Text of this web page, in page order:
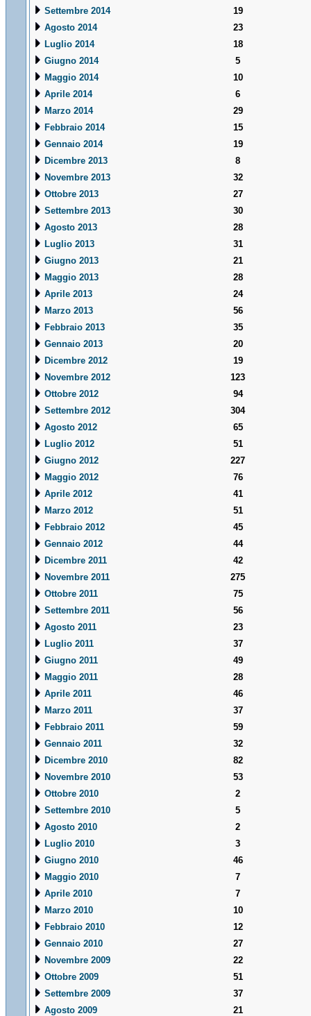
Settembre 2014
19
Agosto 2014
23
Luglio 2014
18
Giugno 2014
5
Maggio 2014
10
Aprile 2014
6
Marzo 2014
29
Febbraio 2014
15
Gennaio 2014
19
Dicembre 2013
8
Novembre 2013
32
Ottobre 2013
27
Settembre 2013
30
Agosto 2013
28
Luglio 2013
31
Giugno 2013
21
Maggio 2013
28
Aprile 2013
24
Marzo 2013
56
Febbraio 2013
35
Gennaio 2013
20
Dicembre 2012
19
Novembre 2012
123
Ottobre 2012
94
Settembre 2012
304
Agosto 2012
65
Luglio 2012
51
Giugno 2012
227
Maggio 2012
76
Aprile 2012
41
Marzo 2012
51
Febbraio 2012
45
Gennaio 2012
44
Dicembre 2011
42
Novembre 2011
275
Ottobre 2011
75
Settembre 2011
56
Agosto 2011
23
Luglio 2011
37
Giugno 2011
49
Maggio 2011
28
Aprile 2011
46
Marzo 2011
37
Febbraio 2011
59
Gennaio 2011
32
Dicembre 2010
82
Novembre 2010
53
Ottobre 2010
2
Settembre 2010
5
Agosto 2010
2
Luglio 2010
3
Giugno 2010
46
Maggio 2010
7
Aprile 2010
7
Marzo 2010
10
Febbraio 2010
12
Gennaio 2010
27
Novembre 2009
22
Ottobre 2009
51
Settembre 2009
37
Agosto 2009
21